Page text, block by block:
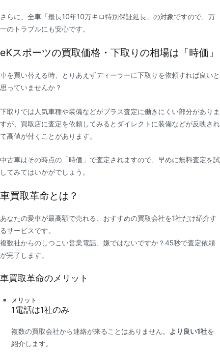
さらに、全車「最長10年10万キロ特別保証延長」の対象ですので、万
一のトラブルにも安心です。
eKスポーツの買取価格・下取りの相場は「時価」
車を買い替える時、とりあえずディーラーに下取りを依頼すれば良いと
思っていませんか？
下取りでは人気車種や装備などがプラス査定に働きにくい部分がありま
すが、買取店に査定を依頼してみるとダイレクトに装備などが反映され
て高値が付くことがあります。
中古車はその時点の「時価」で査定されますので、早めに無料査定を試
してみてはいかがでしょう。
車買取革命とは？
あなたの愛車が最高額で売れる、おすすめの買取会社を1社だけ紹介す
るサービスです。
複数社からのしつこい営業電話、嫌ではないですか？45秒で査定依頼
が完了します。
車買取革命のメリット
メリット
1電話は1社のみ
複数の買取会社から連絡が来ることはありません。 より良い1社を
紹介します。